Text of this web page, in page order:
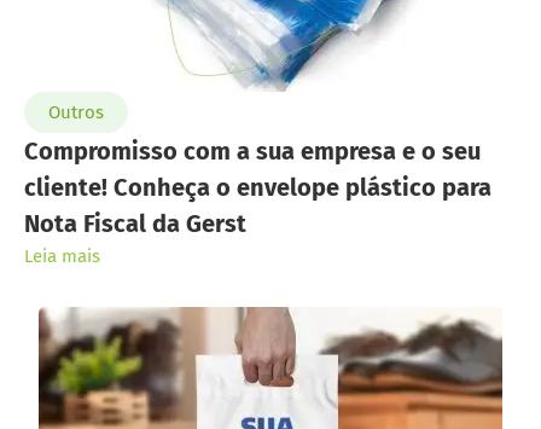
Outros
Compromisso com a sua empresa e o seu
cliente! Conheça o envelope plástico para
Nota Fiscal da Gerst
Leia mais